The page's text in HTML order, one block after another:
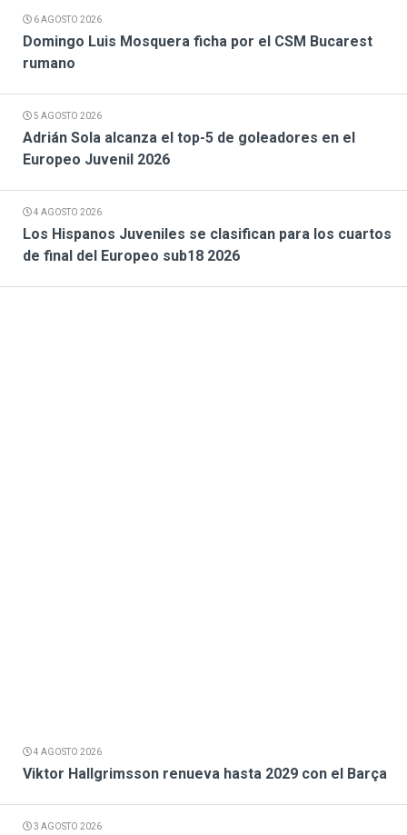
6 AGOSTO 2026
Domingo Luis Mosquera ficha por el CSM Bucarest
rumano
5 AGOSTO 2026
Adrián Sola alcanza el top-5 de goleadores en el
Europeo Juvenil 2026
4 AGOSTO 2026
Los Hispanos Juveniles se clasifican para los cuartos
de final del Europeo sub18 2026
4 AGOSTO 2026
Viktor Hallgrimsson renueva hasta 2029 con el Barça
3 AGOSTO 2026